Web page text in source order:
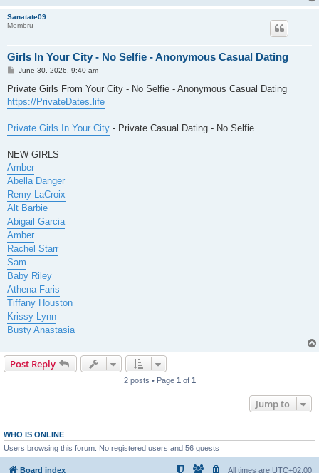
Sanatate09
Membru
Girls In Your City - No Selfie - Anonymous Casual Dating
P
s
June 30, 2026, 9:40 am
Private Girls From Your City - No Selfie - Anonymous Casual Dating
https://PrivateDates.life
Private Girls In Your City - Private Casual Dating - No Selfie
NEW GIRLS
Amber
Abella Danger
Remy LaCroix
Alt Barbie
Abigail Garcia
Amber
Rachel Starr
Sam
Baby Riley
Athena Faris
Tiffany Houston
Krissy Lynn
Busty Anastasia
Post Reply
2 posts • Page 1 of 1
Jump to
WHO IS ONLINE
Users browsing this forum: No registered users and 56 guests
Board index All times are UTC+02:00